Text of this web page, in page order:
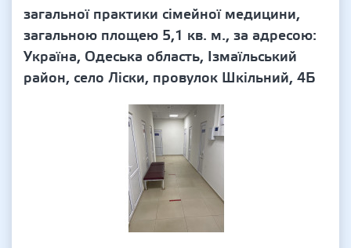
загальної практики сімейної медицини,
загальною площею 5,1 кв. м., за адресою:
Україна, Одеська область, Ізмаїльський
район, село Ліски, провулок Шкільний, 4Б